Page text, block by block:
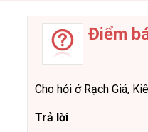
Điểm
Cho hỏi ở Rạch Giá,
Trả lời